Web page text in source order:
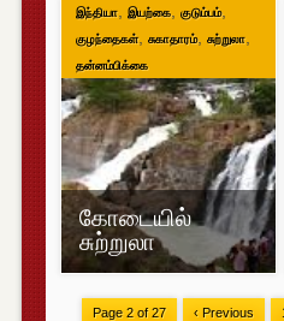
இந்தியா, இயற்கை, குடும்பம்,
குழந்தைகள், சுகாதாரம், சுற்றுலா,
தன்னம்பிக்கை
கோடையில்
சுற்றுலா
Page 2 of 27 ‹ Previous